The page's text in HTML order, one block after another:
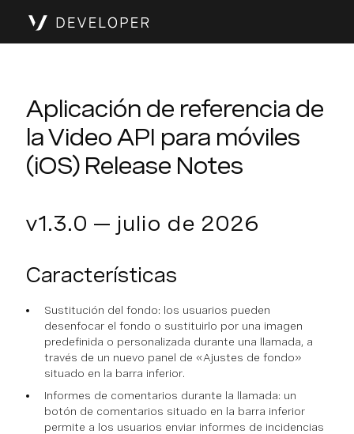
Aplicación de referencia de
la Video API para móviles
(iOS) Release Notes
v1.3.0 — julio de 2026
Características
Sustitución del fondo: los usuarios pueden
desenfocar el fondo o sustituirlo por una imagen
predefinida o personalizada durante una llamada, a
través de un nuevo panel de «Ajustes de fondo»
situado en la barra inferior.
Informes de comentarios durante la llamada: un
botón de comentarios situado en la barra inferior
permite a los usuarios enviar informes de incidencias